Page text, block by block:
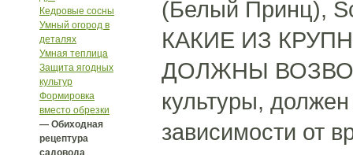
Кедровые сосны
Умный огород в
деталях
Умная теплица
Защита ягодных
культур
Формировка
вместо обрезки
— Обиходная
рецептура
садовода
(Белый Принц),
КАКИЕ ИЗ
ДОЛЖНЫ
культуры,
зависимости от